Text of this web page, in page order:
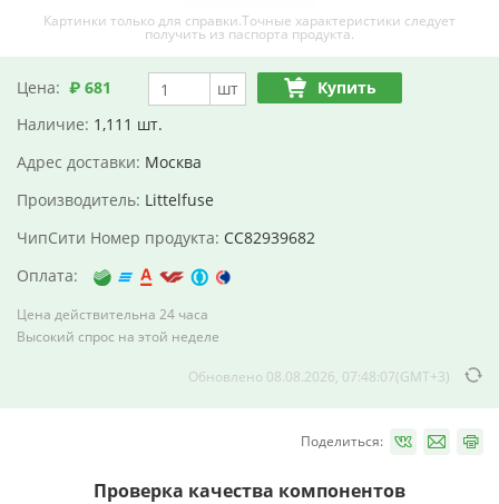
Картинки только для справки.Точные характеристики следует
получить из паспорта продукта.
Цена: ₽ 681 шт
Купить
Наличие: 1,111 шт.
Адрес доставки: Москва
Производитель: Littelfuse
ЧипСити Номер продукта: CC82939682
Оплата:
Цена действительна 24 часа
Высокий спрос на этой неделе
Обновлено 08.08.2026, 07:48:07(GMT+3)
Поделиться:
Проверка качества компонентов